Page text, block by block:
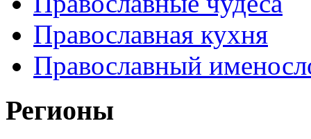
Православная кухня
Православный
Регионы